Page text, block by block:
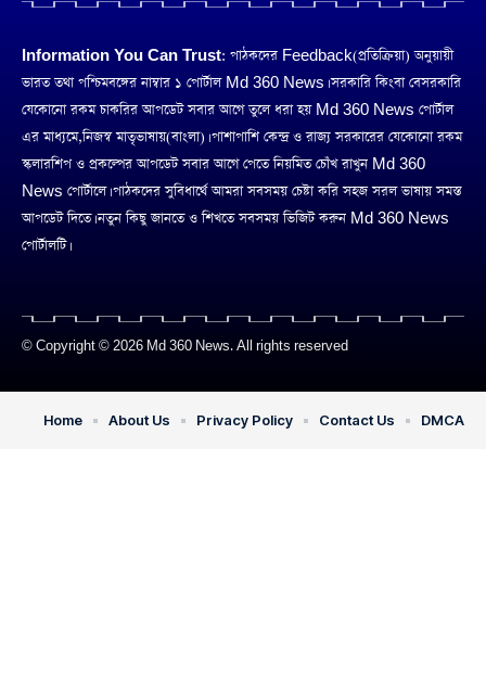
Information You Can Trust: পাঠকদের Feedback(প্রতিক্রিয়া) অনুয়ায়ী
ভারত তথা পশ্চিমবঙ্গের নাম্বার ১ পোর্টাল Md 360 News। সরকারি কিংবা বেসরকারি
যেকোনো রকম চাকরির আপডেট সবার আগে তুলে ধরা হয় Md 360 News পোর্টাল
এর মাধ্যমে,নিজস্ব মাতৃভাষায়(বাংলা)। পাশাপাশি কেন্দ্র ও রাজ্য সরকারের যেকোনো রকম
স্কলারশিপ ও প্রকল্পের আপডেট সবার আগে পেতে নিয়মিত চোঁখ রাখুন Md 360
News পোর্টালে। পাঠকদের সুবিধার্থে আমরা সবসময় চেষ্টা করি সহজ সরল ভাষায় সমস্ত
আপডেট দিতে। নতুন কিছু জানতে ও শিখতে সবসময় ভিজিট করুন Md 360 News
পোর্টালটি।
© Copyright © 2026 Md 360 News. All rights reserved
Home About Us Privacy Policy Contact Us DMCA